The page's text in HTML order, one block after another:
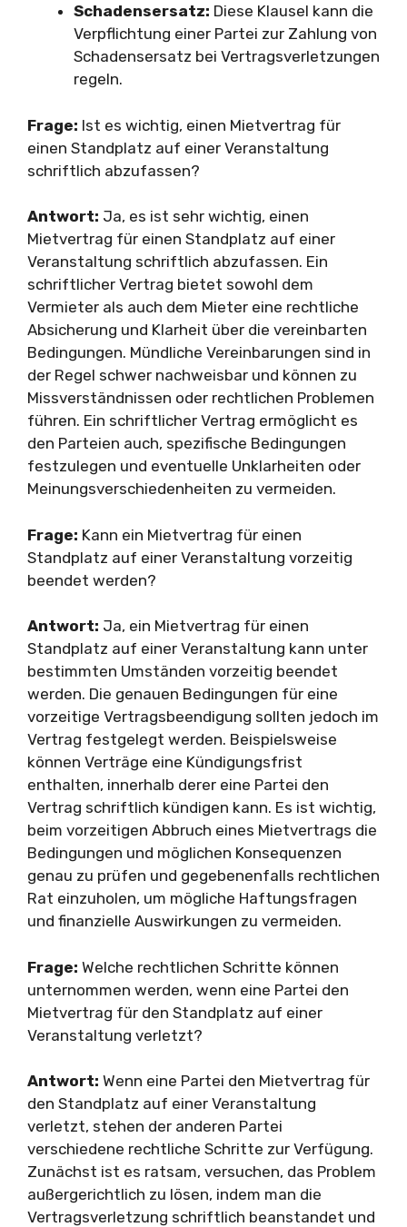
Schadensersatz: Diese Klausel kann die
Verpflichtung einer Partei zur Zahlung von
Schadensersatz bei Vertragsverletzungen
regeln.
Frage: Ist es wichtig, einen Mietvertrag für
einen Standplatz auf einer Veranstaltung
schriftlich abzufassen?
Antwort: Ja, es ist sehr wichtig, einen
Mietvertrag für einen Standplatz auf einer
Veranstaltung schriftlich abzufassen. Ein
schriftlicher Vertrag bietet sowohl dem
Vermieter als auch dem Mieter eine rechtliche
Absicherung und Klarheit über die vereinbarten
Bedingungen. Mündliche Vereinbarungen sind in
der Regel schwer nachweisbar und können zu
Missverständnissen oder rechtlichen Problemen
führen. Ein schriftlicher Vertrag ermöglicht es
den Parteien auch, spezifische Bedingungen
festzulegen und eventuelle Unklarheiten oder
Meinungsverschiedenheiten zu vermeiden.
Frage: Kann ein Mietvertrag für einen
Standplatz auf einer Veranstaltung vorzeitig
beendet werden?
Antwort: Ja, ein Mietvertrag für einen
Standplatz auf einer Veranstaltung kann unter
bestimmten Umständen vorzeitig beendet
werden. Die genauen Bedingungen für eine
vorzeitige Vertragsbeendigung sollten jedoch im
Vertrag festgelegt werden. Beispielsweise
können Verträge eine Kündigungsfrist
enthalten, innerhalb derer eine Partei den
Vertrag schriftlich kündigen kann. Es ist wichtig,
beim vorzeitigen Abbruch eines Mietvertrags die
Bedingungen und möglichen Konsequenzen
genau zu prüfen und gegebenenfalls rechtlichen
Rat einzuholen, um mögliche Haftungsfragen
und finanzielle Auswirkungen zu vermeiden.
Frage: Welche rechtlichen Schritte können
unternommen werden, wenn eine Partei den
Mietvertrag für den Standplatz auf einer
Veranstaltung verletzt?
Antwort: Wenn eine Partei den Mietvertrag für
den Standplatz auf einer Veranstaltung
verletzt, stehen der anderen Partei
verschiedene rechtliche Schritte zur Verfügung.
Zunächst ist es ratsam, versuchen, das Problem
außergerichtlich zu lösen, indem man die
Vertragsverletzung schriftlich beanstandet und